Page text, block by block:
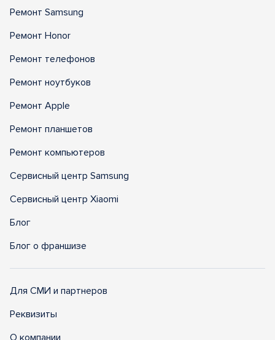
Ремонт Samsung
Ремонт Honor
Ремонт телефонов
Ремонт ноутбуков
Ремонт Apple
Ремонт планшетов
Ремонт компьютеров
Сервисный центр Samsung
Сервисный центр Xiaomi
Блог
Блог о франшизе
Для СМИ и партнеров
Реквизиты